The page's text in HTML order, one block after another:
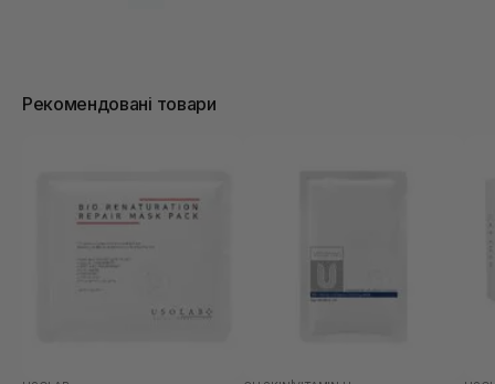
Рекомендовані товари